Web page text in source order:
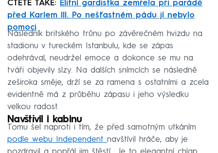
ČTĚTE TAKÉ: Elitní gardistka zemřela při parádě
před Karlem III. Po nešťastném pádu jí nebylo
pomoci
Následník britského trůnu po závěrečném hvizdu na
stadionu v tureckém Istanbulu, kde se zápas
odehrával, neudržel emoce a dokonce se mu na
tváři objevily slzy. Na dalších snímcích se následně
zeširoka směje, drží se za ramena s ostatními a zcela
evidentně má z průběhu zápasu i jeho výsledku
velkou radost.
Navštívil i kabinu
Tomu šel naproti i tím, že před samotným utkáním
podle webu Independent navštívil hráče, aby je